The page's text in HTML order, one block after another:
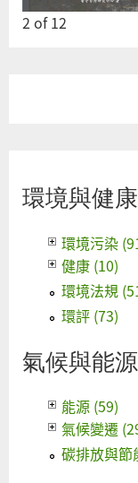
2 of12
環境與健康
環境污染
健康 (10)
環境法規
環評 (73)
氣候與能源
能源 (59)
氣候變遷
碳排放與節